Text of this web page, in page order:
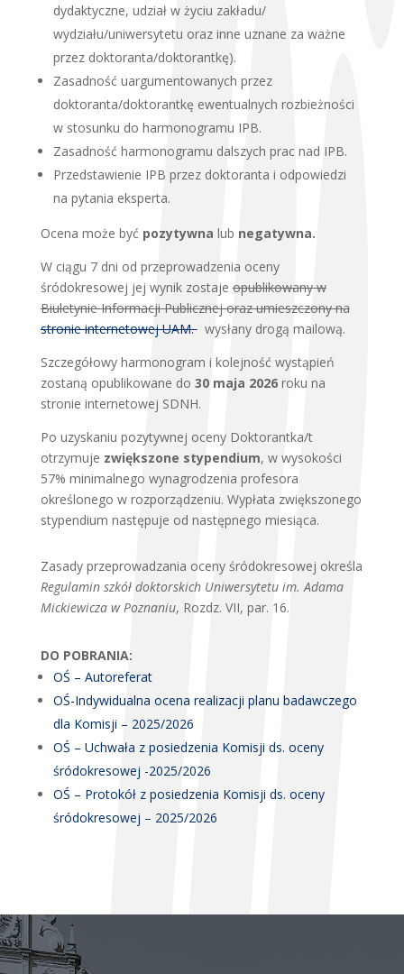
dydaktyczne, udział w życiu zakładu/
wydziału/uniwersytetu oraz inne uznane za ważne
przez doktoranta/doktorantkę).
Zasadność uargumentowanych przez
doktoranta/doktorantkę ewentualnych rozbieżności
w stosunku do harmonogramu IPB.
Zasadność harmonogramu dalszych prac nad IPB.
Przedstawienie IPB przez doktoranta i odpowiedzi
na pytania eksperta.
Ocena może być pozytywna lub negatywna.
W ciągu 7 dni od przeprowadzenia oceny
śródokresowej jej wynik zostajeopublikowany w
Biuletynie Informacji Publicznej oraz umieszczony na
stronie internetowej UAM.wysłany drogą mailową.
Szczegółowy harmonogram i kolejność wystąpień
zostaną opublikowane do 30 maja 2026roku na
stronie internetowej SDNH.
Po uzyskaniu pozytywnej oceny Doktorantka/t
otrzymuje zwiększone stypendium, w wysokości
57% minimalnego wynagrodzenia profesora
określonego w rozporządzeniu. Wypłata zwiększonego
stypendium następuje od następnego miesiąca.
Zasady przeprowadzania oceny śródokresowej określa
Regulamin szkół doktorskich Uniwersytetu im. Adama
Mickiewicza w Poznaniu, Rozdz. VII, par. 16.
DO POBRANIA:
OŚ – Autoreferat
OŚ-Indywidualna ocena realizacji planu badawczego
dla Komisji – 2025/2026
OŚ – Uchwała z posiedzenia Komisji ds. oceny
śródokresowej -2025/2026
OŚ – Protokół z posiedzenia Komisji ds. oceny
śródokresowej – 2025/2026